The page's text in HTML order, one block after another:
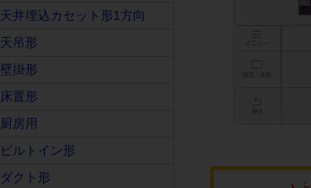
天井埋込カセット形1方向
天吊形
壁掛形
床置形
厨房用
ビルトイン形
ダクト形